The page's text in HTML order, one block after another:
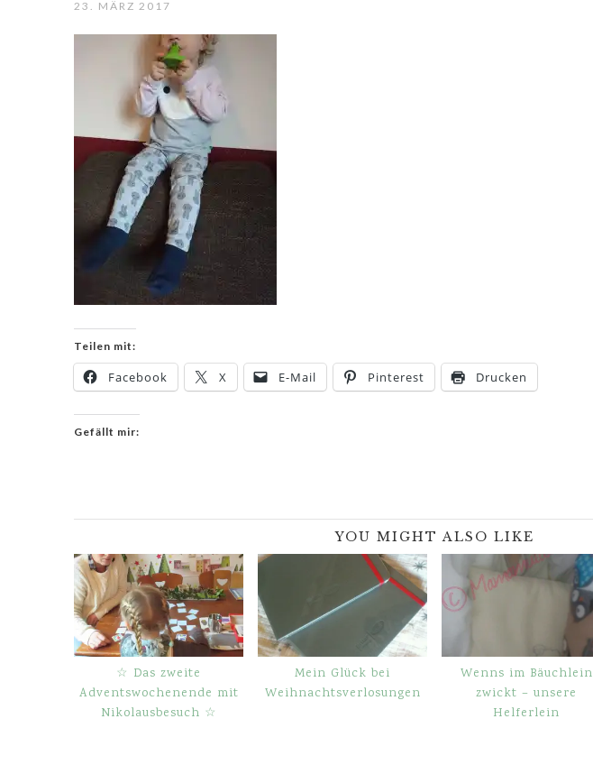
23. MÄRZ 2017
Teilen mit:
Facebook X E-Mail Pinterest Drucken
Gefällt mir:
YOU MIGHT ALSO LIKE
☆ Das zweite
Adventswochenende mit
Nikolausbesuch ☆
Mein Glück bei
Weihnachtsverlosungen
Wenns im Bäuchlein
zwickt – unsere
Helferlein